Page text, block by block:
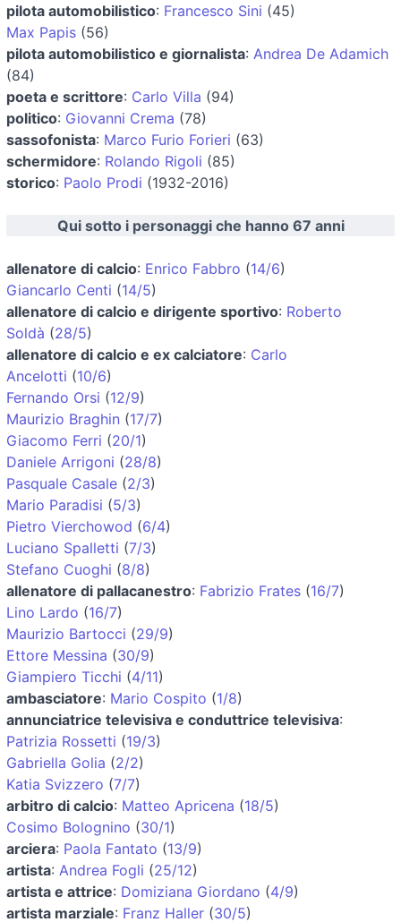
pilota automobilistico: Francesco Sini (45)
Max Papis (56)
pilota automobilistico e giornalista: Andrea De Adamich
(84)
poeta e scrittore: Carlo Villa (94)
politico: Giovanni Crema (78)
sassofonista: Marco Furio Forieri (63)
schermidore: Rolando Rigoli (85)
storico: Paolo Prodi (1932-2016)
Qui sotto i personaggi che hanno 67 anni
allenatore di calcio: Enrico Fabbro (14/6)
Giancarlo Centi (14/5)
allenatore di calcio e dirigente sportivo: Roberto
Soldà (28/5)
allenatore di calcio e ex calciatore: Carlo
Ancelotti (10/6)
Fernando Orsi (12/9)
Maurizio Braghin (17/7)
Giacomo Ferri (20/1)
Daniele Arrigoni (28/8)
Pasquale Casale (2/3)
Mario Paradisi (5/3)
Pietro Vierchowod (6/4)
Luciano Spalletti (7/3)
Stefano Cuoghi (8/8)
allenatore di pallacanestro: Fabrizio Frates (16/7)
Lino Lardo (16/7)
Maurizio Bartocci (29/9)
Ettore Messina (30/9)
Giampiero Ticchi (4/11)
ambasciatore: Mario Cospito (1/8)
annunciatrice televisiva e conduttrice televisiva:
Patrizia Rossetti (19/3)
Gabriella Golia (2/2)
Katia Svizzero (7/7)
arbitro di calcio: Matteo Apricena (18/5)
Cosimo Bolognino (30/1)
arciera: Paola Fantato (13/9)
artista: Andrea Fogli (25/12)
artista e attrice: Domiziana Giordano (4/9)
artista marziale: Franz Haller (30/5)